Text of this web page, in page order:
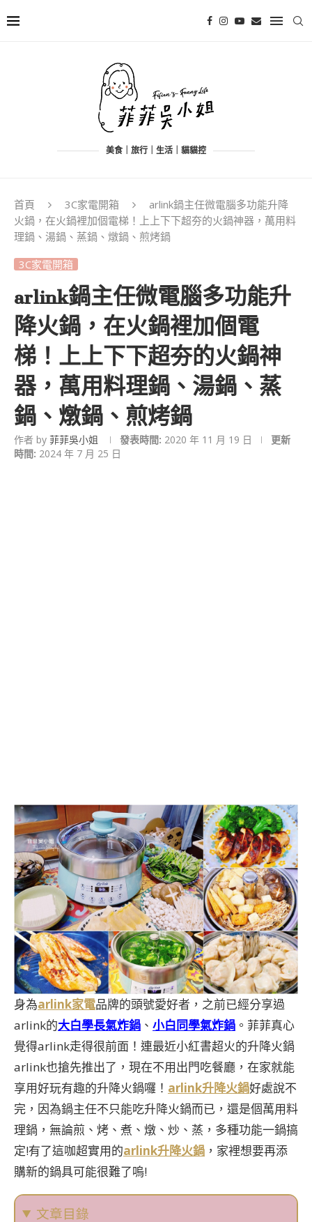
美食｜旅行｜生活｜貓貓控
首頁 3C家電開箱
arlink鍋主任微電腦多功能升降
火鍋，在火鍋裡加個電梯！上上下下超夯的火鍋神器，萬用料
理鍋、湯鍋、蒸鍋、燉鍋、煎烤鍋
3C家電開箱
arlink鍋主任微電腦多功能升
降火鍋，在火鍋裡加個電
梯！上上下下超夯的火鍋神
器，萬用料理鍋、湯鍋、蒸
鍋、燉鍋、煎烤鍋
作者 by 菲菲吳小姐 發表時間: 2020 年 11 月 19 日
更新
時間: 2024 年 7 月 25 日
身為arlink家電品牌的頭號愛好者，之前已經分享過
arlink的大白學長氣炸鍋 、 小白同學氣炸鍋 。菲菲真心
覺得arlink走得很前面！連最近小紅書超火的升降火鍋
arlink也搶先推出了，現在不用出門吃餐廳，在家就能
享用好玩有趣的升降火鍋囉！ arlink升降火鍋好處說不
完，因為鍋主任不只能吃升降火鍋而已，還是個萬用料
理鍋，無論煎、烤、煮、燉、炒、蒸，多種功能一鍋搞
定!有了這咖超實用的arlink升降火鍋 ，家裡想要再添
購新的鍋具可能很難了嗚!
文章目錄